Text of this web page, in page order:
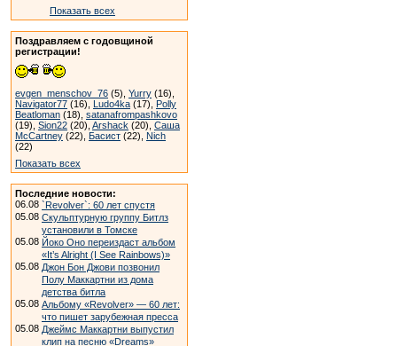
Показать всех
Поздравляем с годовщиной
регистрации!
evgen_menschov_76 (5), Yurry (16),
Navigator77 (16), Ludo4ka (17), Polly
Beatloman (18), satanafrompashkovo
(19), Sion22 (20), Arshack (20), Саша
McCartney (22), Басист (22), Nich
(22)
Показать всех
Последние новости:
06.08 `Revolver`: 60 лет спустя
05.08 Скульптурную группу Битлз
установили в Томске
05.08 Йоко Оно переиздаст альбом
«It’s Alright (I See Rainbows)»
05.08 Джон Бон Джови позвонил
Полу Маккартни из дома
детства битла
05.08 Альбому «Revolver» — 60 лет:
что пишет зарубежная пресса
05.08 Джеймс Маккартни выпустил
клип на песню «Dreams»